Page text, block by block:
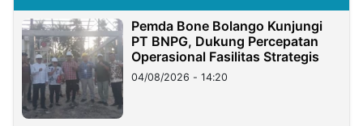
Pemda Bone Bolango Kunjungi
PT BNPG, Dukung Percepatan
Operasional Fasilitas Strategis
04/08/2026 - 14:20